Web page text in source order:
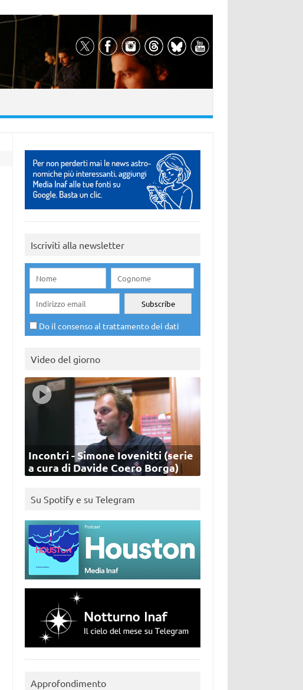
Iscriviti alla newsletter
Do il consenso al trattamento dei dati
Video del giorno
Incontri - Simone Iovenitti (serie
a cura di Davide Coero Borga)
Su Spotify e su Telegram
Approfondimento